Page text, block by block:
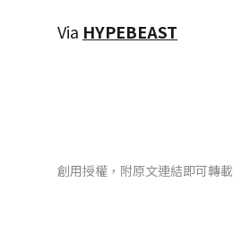
Via HYPEBEAST
創用授權，附原文連結即可轉載